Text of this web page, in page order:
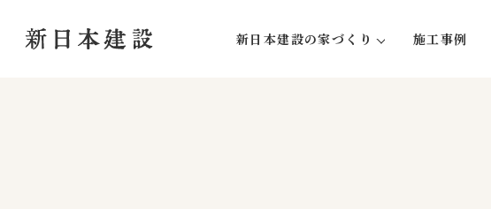
新日本建設の家づくり 施工事例